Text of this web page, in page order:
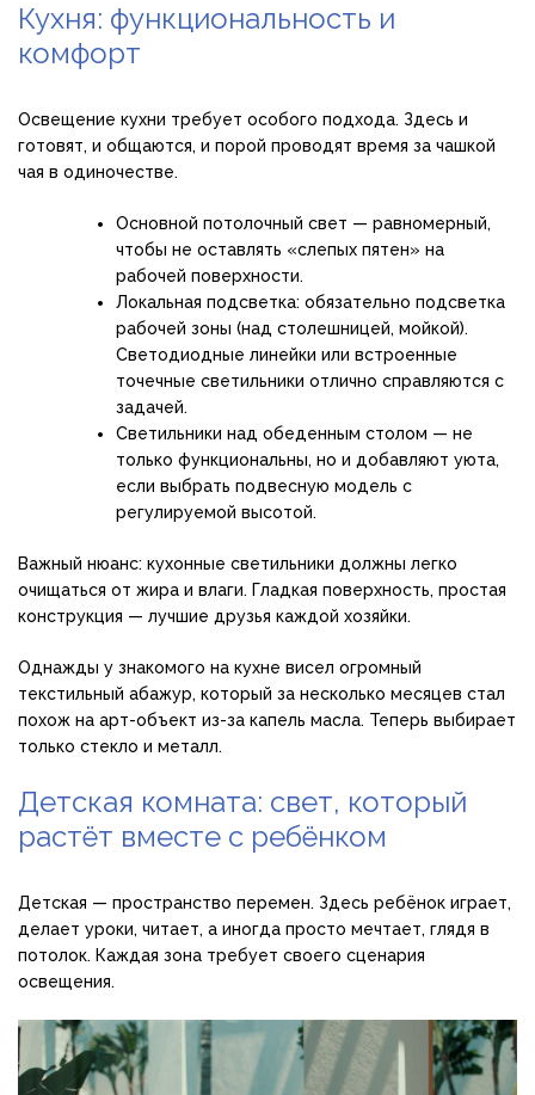
Кухня: функциональность и
комфорт
Освещение кухни требует особого подхода. Здесь и
готовят, и общаются, и порой проводят время за чашкой
чая в одиночестве.
Основной потолочный свет — равномерный,
чтобы не оставлять «слепых пятен» на
рабочей поверхности.
Локальная подсветка: обязательно подсветка
рабочей зоны (над столешницей, мойкой).
Светодиодные линейки или встроенные
точечные светильники отлично справляются с
задачей.
Светильники над обеденным столом — не
только функциональны, но и добавляют уюта,
если выбрать подвесную модель с
регулируемой высотой.
Важный нюанс: кухонные светильники должны легко
очищаться от жира и влаги. Гладкая поверхность, простая
конструкция — лучшие друзья каждой хозяйки.
Однажды у знакомого на кухне висел огромный
текстильный абажур, который за несколько месяцев стал
похож на арт-объект из-за капель масла. Теперь выбирает
только стекло и металл.
Детская комната: свет, который
растёт вместе с ребёнком
Детская — пространство перемен. Здесь ребёнок играет,
делает уроки, читает, а иногда просто мечтает, глядя в
потолок. Каждая зона требует своего сценария
освещения.